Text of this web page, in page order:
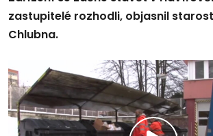
zastupitelé rozhodli, objasnil
Chlubna.